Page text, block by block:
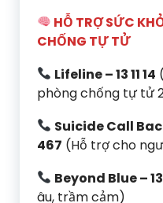
HỖ TRỢ SỨC
CHỐNG TỰ TỬ
Lifeline – 13 11 14
phòng chống tự tử
Suicide Call
467 (Hỗ trợ cho
Beyond Blue –
âu, trầm cảm)